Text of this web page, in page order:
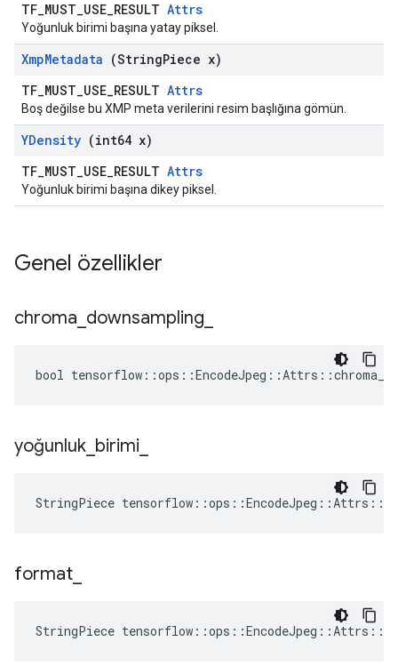
TF_MUST_USE_RESULT Attrs
Yoğunluk birimi başına yatay piksel.
XmpMetadata (StringPiece x)
TF_MUST_USE_RESULT Attrs
Boş değilse bu XMP meta verilerini resim başlığına gömün.
YDensity (int64 x)
TF_MUST_USE_RESULT Attrs
Yoğunluk birimi başına dikey piksel.
Genel özellikler
chroma downsampling
bool
yoğunluk birimi
StringPiece
format
StringPiece